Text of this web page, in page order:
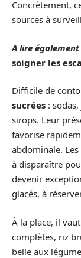
Concrètement,
sources à
A lire également
soigner les
Difficile de
sucrées :
sirops. Leur
favorise
abdominale.
à disparaître
devenir
glacés, à
À la place, il
complètes, riz
belle aux